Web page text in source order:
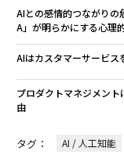
AIとの感情的つながり
A」が明らかにする心理
AIはカスタマーサービス
プロダクトマネジメン
由
タグ： AI / 人工知能